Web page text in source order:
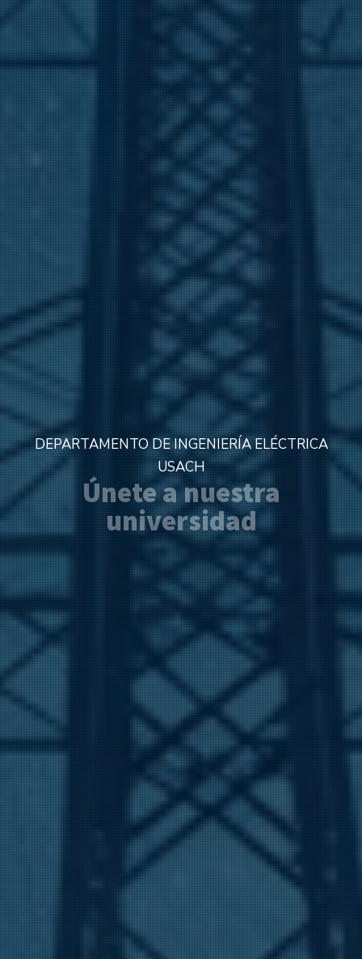
DEPARTAMENTO DE INGENIERÍA ELÉCTRICA
USACH
Postula a nuestras
vacantes académicas